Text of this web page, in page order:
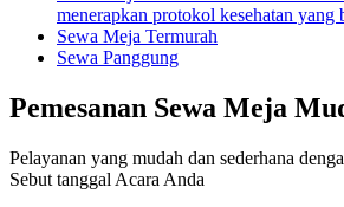
menerapkan protokol kesehatan yang
Sewa Meja Termurah
Sewa Panggung
Pemesanan Sewa Meja
Pelayanan yang mudah dan sederhana
Sebut tanggal Acara Anda